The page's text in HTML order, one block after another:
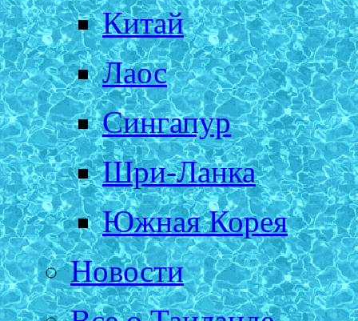
Китай
Лаос
Сингапур
Шри-Ланка
Южная Корея
Новости